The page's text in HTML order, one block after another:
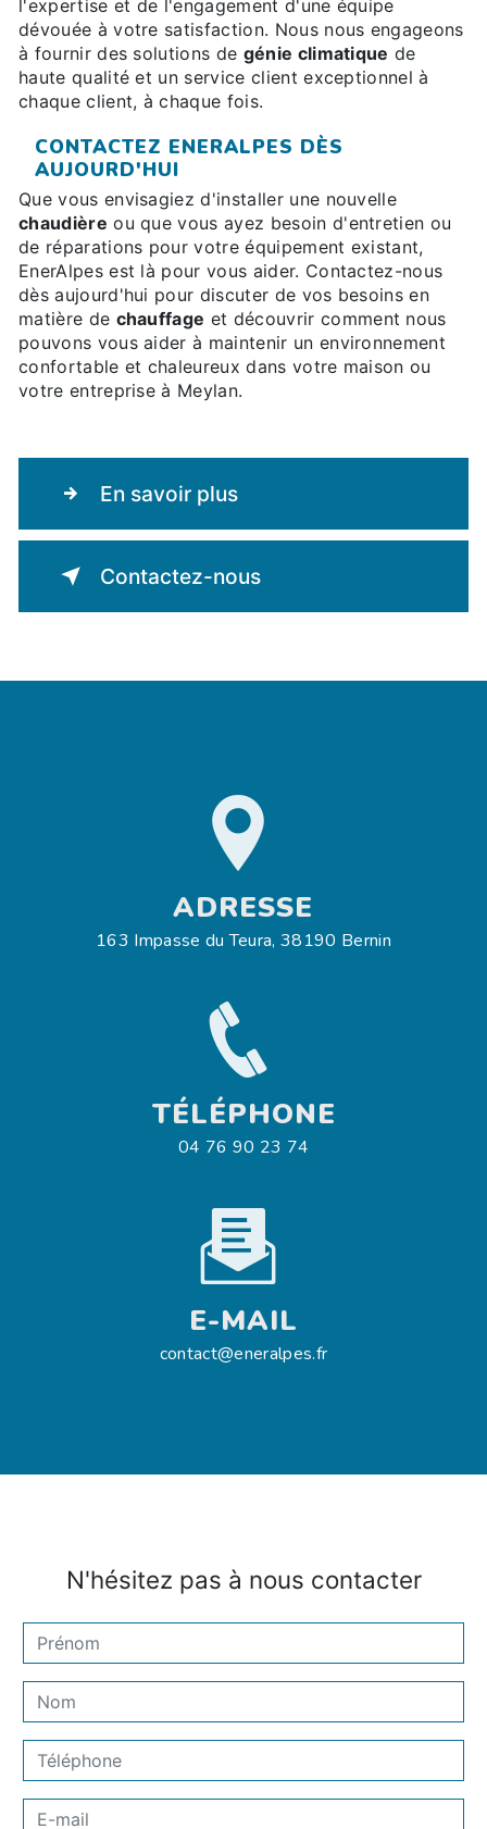
l'expertise et de l'engagement d'une équipe
dévouée à votre satisfaction. Nous nous engageons
à fournir des solutions de génie climatique de
haute qualité et un service client exceptionnel à
chaque client, à chaque fois.
CONTACTEZ ENERALPES DÈS
AUJOURD'HUI
Que vous envisagiez d'installer une nouvelle
chaudière ou que vous ayez besoin d'entretien ou
de réparations pour votre équipement existant,
EnerAlpes est là pour vous aider. Contactez-nous
dès aujourd'hui pour discuter de vos besoins en
matière de chauffage et découvrir comment nous
pouvons vous aider à maintenir un environnement
confortable et chaleureux dans votre maison ou
votre entreprise à Meylan.
En savoir plus
Contactez-nous
ADRESSE
163 Impasse du Teura, 38190 Bernin
TÉLÉPHONE
04 76 90 23 74
E-MAIL
contact@eneralpes.fr
N'hésitez pas à nous contacter